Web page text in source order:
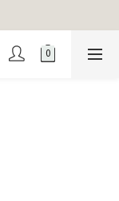
超人行李吊牌
超人行李吊牌